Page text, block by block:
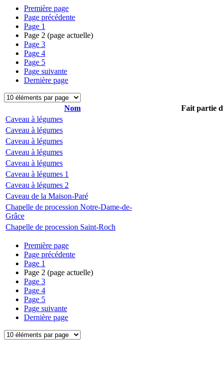
Première page
Page précédente
Page 1
Page 2 (page actuelle)
Page 3
Page 4
Page 5
Page suivante
Dernière page
Nom
Fait partie
Caveau à légumes
Caveau à légumes
Caveau à légumes
Caveau à légumes
Caveau à légumes
Caveau à légumes 1
Caveau à légumes 2
Caveau de la Maison-Paré
Chapelle de procession Notre-Dame-de-
Grâce
Chapelle de procession Saint-Roch
Première page
Page précédente
Page 1
Page 2 (page actuelle)
Page 3
Page 4
Page 5
Page suivante
Dernière page